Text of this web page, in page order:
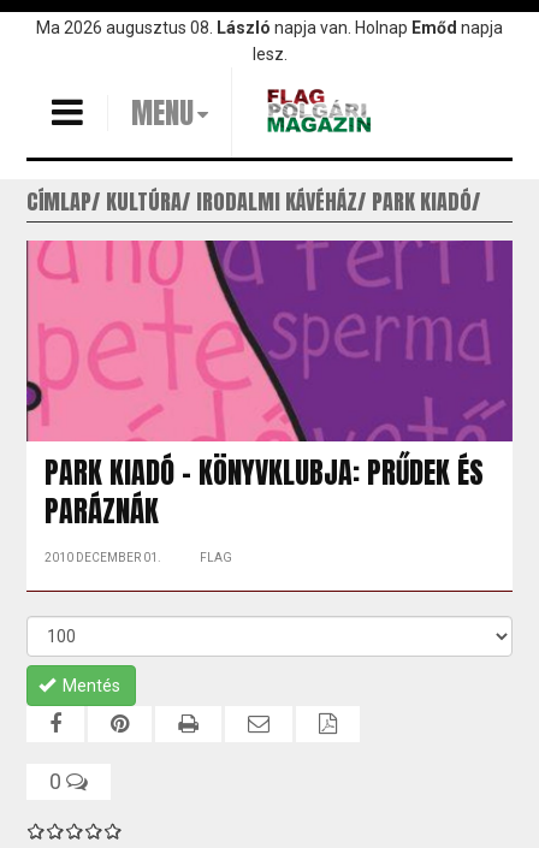
UgrásMa 2026 augusztus 08. László napja van. Holnap Emőd napja
lesz.
MENU
CÍMLAP KULTÚRA IRODALMI KÁVÉHÁZ PARK KIADÓ
PARK KIADÓ - KÖNYVKLUBJA: PRŰDEK ÉS
PARÁZNÁK
2010 DECEMBER 01. FLAG
Mentés
0